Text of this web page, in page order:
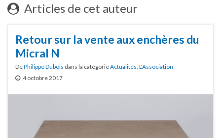
Articles de cet auteur
Retour sur la vente aux enchères du
Micral N
DePhilippe Dubois dans la catégorieActualités L'Association
4 octobre 2017